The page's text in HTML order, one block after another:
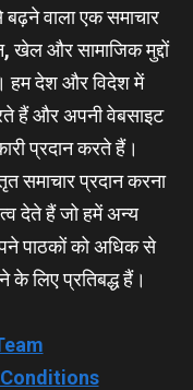
वाला एक समाचार
खेल और सामाजिक मुद्दों
हम देश और विदेश में
हैं और अपनी वेबसाइट
प्रदान करते हैं।
समाचार प्रदान करना
देते हैं जो हमें अन्य
पाठकों को अधिक से
लिए प्रतिबद्ध हैं।